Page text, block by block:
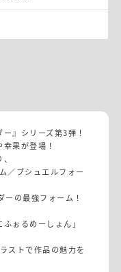
』シリーズ第3弾！
果が登場！
／ブシュエルフォー
ーの最強フォーム！
ぉるめーしょん」
ストで作品の魅力を